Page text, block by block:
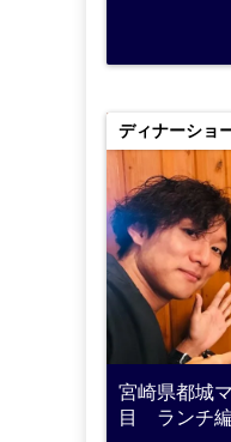
ディナーショ
宮崎県都城
目 ランチ